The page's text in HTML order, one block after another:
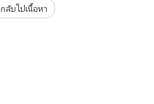
กลับไปเนื้อหา